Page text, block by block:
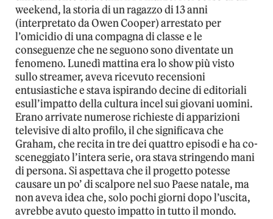
weekend, la storia di un ragazzo di 13 anni
(interpretato da Owen Cooper) arrestato per
l’omicidio di una compagna di classe e le
conseguenze che ne seguono sono diventate un
fenomeno. Lunedì mattina era lo show più visto
sullo streamer, aveva ricevuto recensioni
entusiastiche e stava ispirando decine di editoriali
esull’impatto della cultura incel sui giovani uomini.
Erano arrivate numerose richieste di apparizioni
televisive di alto profilo, il che significava che
Graham, che recita in tre dei quattro episodi e ha co-
sceneggiato l’intera serie, ora stava stringendo mani
di persona. Si aspettava che il progetto potesse
causare un po’ di scalpore nel suo Paese natale, ma
non aveva idea che, solo pochi giorni dopo l’uscita,
avrebbe avuto questo impatto in tutto il mondo.